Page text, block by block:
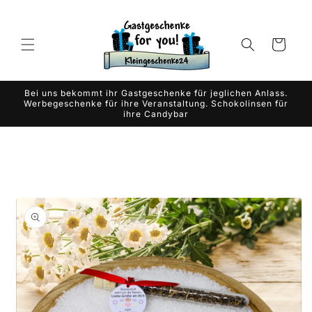
Cart
Bei uns bekommt ihr Gastgeschenke für jeglichen Anlass.
Werbegeschenke für ihre Veranstaltung. Schokolinsen für
ihre Candybar